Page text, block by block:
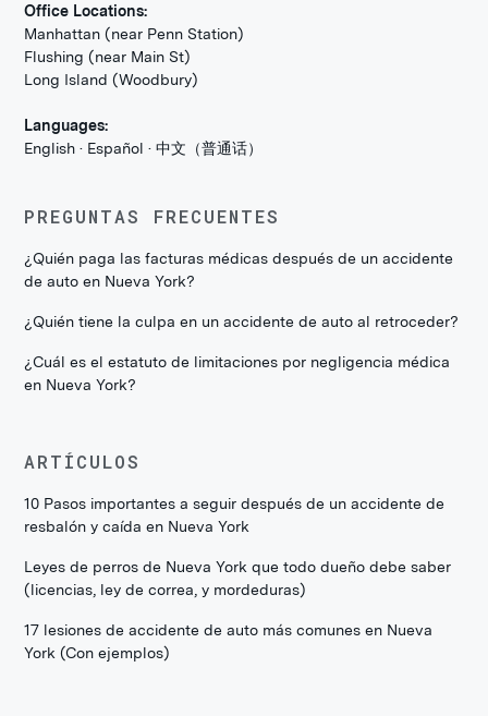
Office Locations:
Manhattan (near Penn Station)
Flushing (near Main St)
Long Island (Woodbury)
Languages:
English · Español · 中文（普通话）
PREGUNTAS FRECUENTES
¿Quién paga las facturas médicas después de un accidente
de auto en Nueva York?
¿Quién tiene la culpa en un accidente de auto al retroceder?
¿Cuál es el estatuto de limitaciones por negligencia médica
en Nueva York?
ARTÍCULOS
10 Pasos importantes a seguir después de un accidente de
resbalón y caída en Nueva York
Leyes de perros de Nueva York que todo dueño debe saber
(licencias, ley de correa, y mordeduras)
17 lesiones de accidente de auto más comunes en Nueva
York (Con ejemplos)